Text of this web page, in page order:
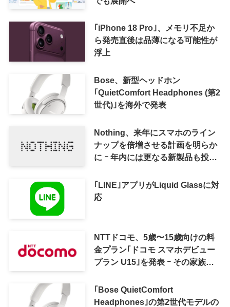
｢iPhone 18 Pro｣、メモリ不足か
ら発売直後は品薄になる可能性が
浮上
Bose、新型ヘッドホン
｢QuietComfort Headphones (第2
世代)｣を海外で発表
Nothing、来年にスマホのライン
ナップを倍増させる計画を明らか
に ｰ 年内には更なる新製品も投入
｢LINE｣アプリがLiquid Glassに対
応
NTTドコモ、5歳〜15歳向けの料
金プラン｢ドコモ スマホデビュー
プラン U15｣を発表 ｰ その家族が
｢Bose QuietComfort
Headphones｣の第2世代モデルの